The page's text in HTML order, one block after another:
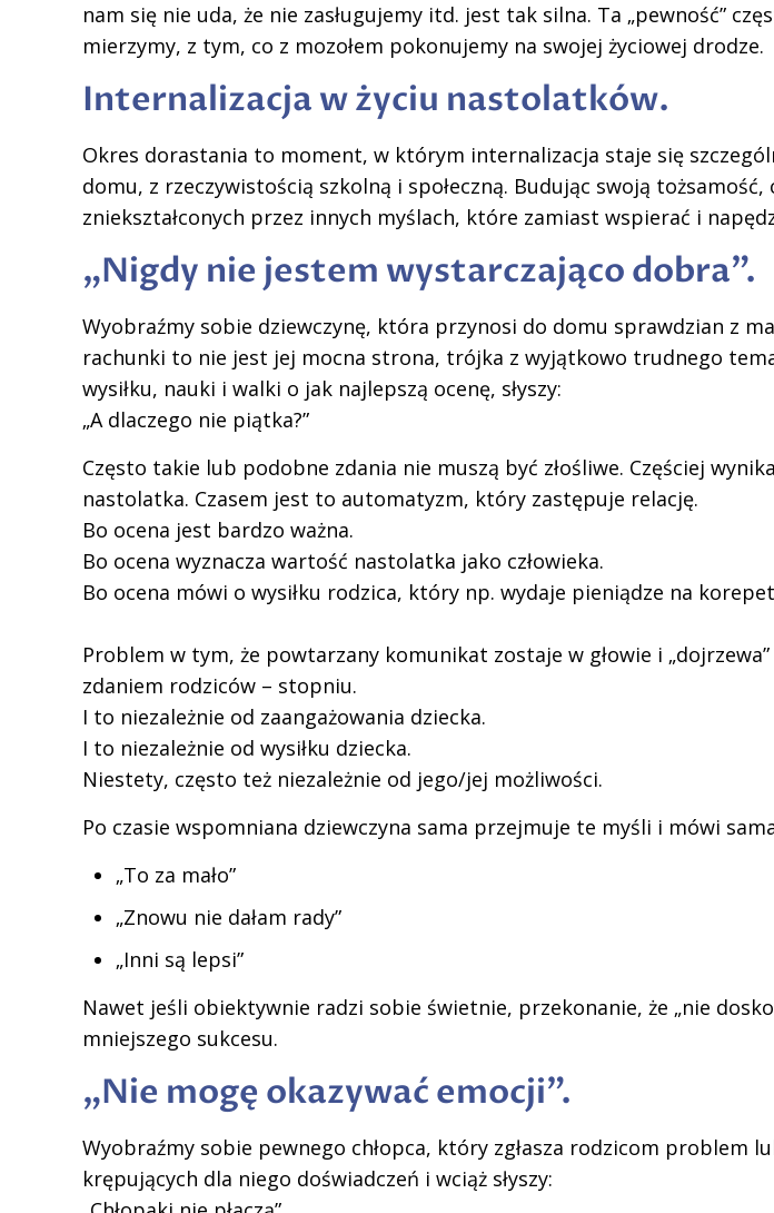
nam się nie uda, że nie zasługujemy itd. jest tak silna. Ta „pewność”
mierzymy, z tym, co z mozołem pokonujemy na swojej życiowej drodze.
Internalizacja w życiu nastolatków.
Okres dorastania to moment, w którym internalizacja staje się
domu, z rzeczywistością szkolną i społeczną. Budując swoją
zniekształconych przez innych myślach, które zamiast wspierać i
„Nigdy nie jestem wystarczająco dobra”.
Wyobraźmy sobie dziewczynę, która przynosi do domu sprawdzian z
rachunki to nie jest jej mocna strona, trójka z wyjątkowo trudnego
wysiłku, nauki i walki o jak najlepszą ocenę, słyszy:
„A dlaczego nie piątka?”
Często takie lub podobne zdania nie muszą być złośliwe. Częściej
nastolatka. Czasem jest to automatyzm, który zastępuje relację.
Bo ocena jest bardzo ważna.
Bo ocena wyznacza wartość nastolatka jako człowieka.
Bo ocena mówi o wysiłku rodzica, który np. wydaje pieniądze na
Problem w tym, że powtarzany komunikat zostaje w głowie i
zdaniem rodziców – stopniu.
I to niezależnie od zaangażowania dziecka.
I to niezależnie od wysiłku dziecka.
Niestety, często też niezależnie od jego/jej możliwości.
Po czasie wspomniana dziewczyna sama przejmuje te myśli i mówi
„To za mało”
„Znowu nie dałam rady”
„Inni są lepsi”
Nawet jeśli obiektywnie radzi sobie świetnie, przekonanie, że „nie
mniejszego sukcesu.
„Nie mogę okazywać emocji”.
Wyobraźmy sobie pewnego chłopca, który zgłasza rodzicom problem
krępujących dla niego doświadczeń i wciąż słyszy: